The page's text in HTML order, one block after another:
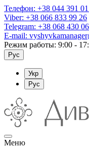
Телефон: +38 044 391
Viber: +38 066 833 99 26
Telegram: +38 068 430
E-mail:
Режим работы: 9:00 -
Рус
Укр
Рус
Меню